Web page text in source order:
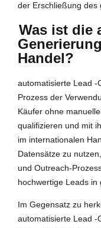
der Erschließung des
Was ist die
Handel?
automatisierte Lead -
Prozess der
Käufer ohne
qualifizieren und mit
im internationalen
Datensätze zu
und Outreach-
hochwertige Leads in
Im Gegensatz zu
automatisierte Lead -